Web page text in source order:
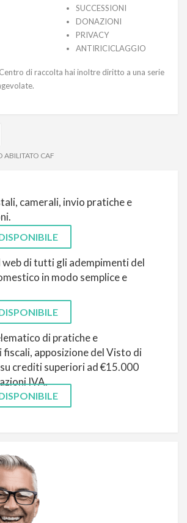
SUCCESSIONI
DONAZIONI
PRIVACY
ANTIRICICLAGGIO
di raccolta hai inoltre diritto a una serie
ABILITATO CAF
camerali, invio pratiche e
web di tutti gli adempimenti del
in modo semplice e
di pratiche e
fiscali, apposizione del Visto di
crediti superiori ad €15.000
IVA.